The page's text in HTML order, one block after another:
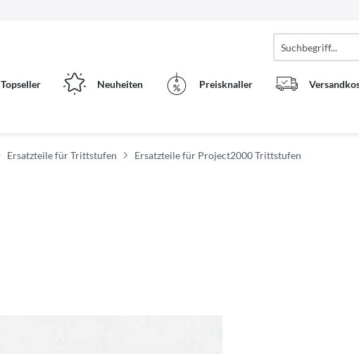
Topseller Neuheiten Preisknaller
Ersatzteile für Trittstufen Ersatzteile für Project2000 Trittstufen